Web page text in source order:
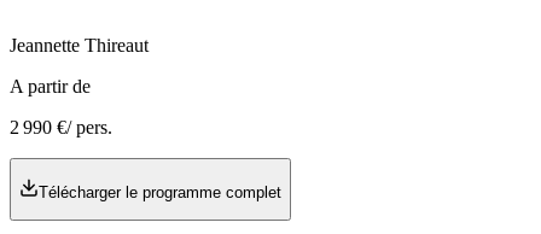
Jeannette Thireaut
A partir de
2 990 €/ pers.
Télécharger le programme complet